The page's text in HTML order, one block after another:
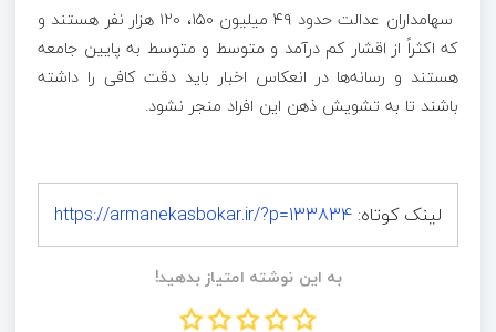
سهامداران عدالت حدود ۴۹ میلیون ۱۵۰، ۱۲۰ هزار نفر هستند و
که اکثراً از اقشار کم درآمد و متوسط و متوسط به پایین جامعه
هستند و رسانه‌ها در انعکاس اخبار باید دقت کافی را داشته
باشند تا به تشویش ذهن این افراد منجر نشود.
لینک کوتاه: https://armanekasbokar.ir/?p=133834
به این نوشته امتیاز بدهید!